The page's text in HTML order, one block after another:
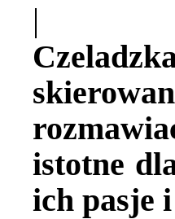
|
istotne
ich pasje